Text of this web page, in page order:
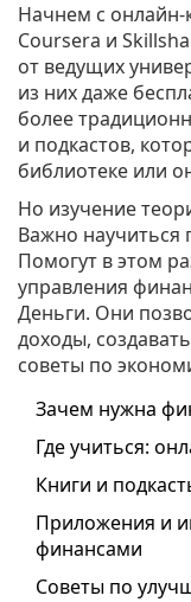
Начнем с онлайн-
Coursera и
от ведущих
из них даже
более
и подкастов,
библиотеке или
Но изучение
Важно научиться
Помогут в этом
управления
Деньги. Они
доходы,
советы по
Зачем нужна
Где учиться:
Книги и
Приложения и
финансами
Советы по